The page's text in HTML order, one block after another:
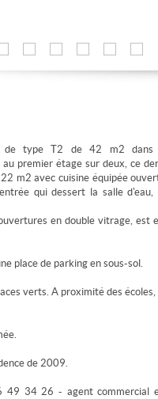
de type T2 de 42 m2 dans
premier étage sur deux, ce
m2 avec cuisine équipée
qui dessert la salle d'eau,
en double vitrage, est
place de parking en sous-sol.
verts. A proximité des
de 2009.
49 34 26 - agent commercial